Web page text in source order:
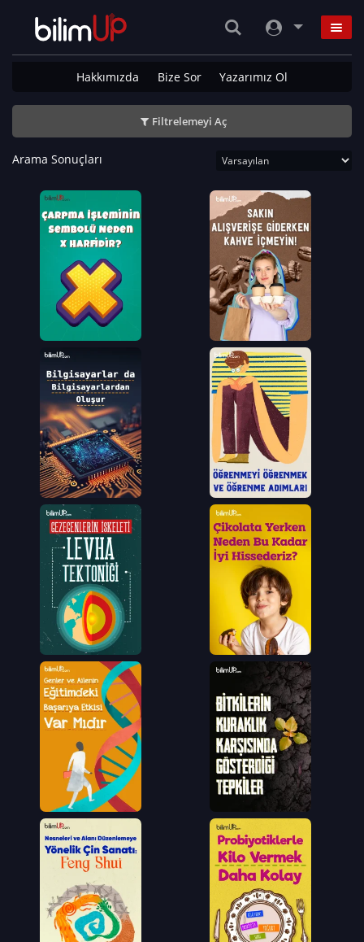
Hakkımızda Bize Sor Yazarımız Ol
Filtrelemeyi Aç
Arama Sonuçları